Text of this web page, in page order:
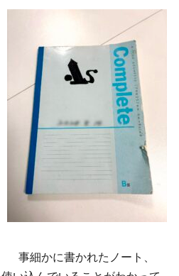
事細かに書かれたノート、